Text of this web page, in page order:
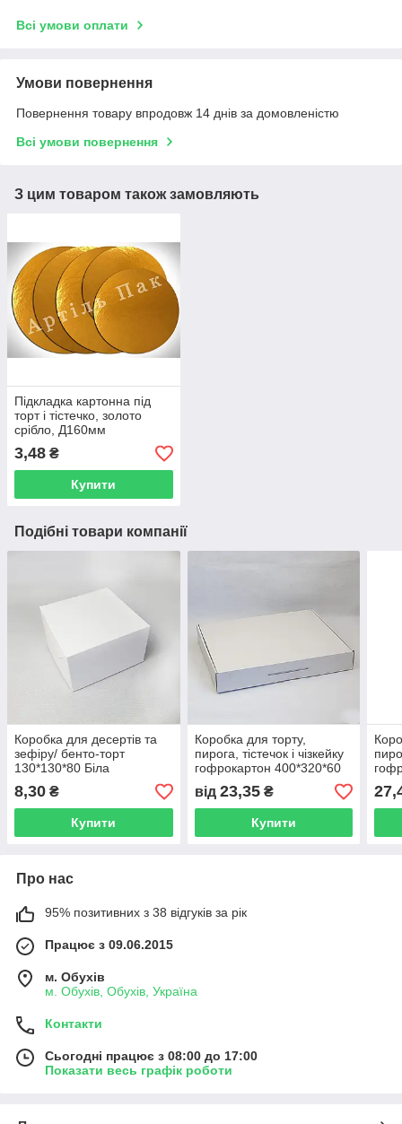
Всі умови оплати
Умови повернення
Повернення товару впродовж 14 днів за домовленістю
Всі умови повернення
З цим товаром також замовляють
Підкладка картонна під
торт і тістечко, золото
срібло, Д160мм
3,48 ₴
Купити
Подібні товари компанії
Коробка для десертів та
зефіру/ бенто-торт
130*130*80 Біла
8,30 ₴
Купити
Коробка для торту,
пирога, тістечок і чізкейку
гофрокартон 400*320*60
від 23,35₴
Купити
Про нас
95% позитивних з 38 відгуків за рік
Працює з 09.06.2015
м. Обухів
м. Обухів, Обухів, Україна
Контакти
Сьогодні працює з 08:00 до 17:00
Показати весь графік роботи